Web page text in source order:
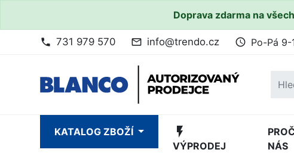
Doprava zdarma na
phone 731 979 570 mail_outline info@trendo.cz access_time Po-Pá 9-
KATALOG ZBOŽÍ flash_on
VÝPRODEJ
NÁS